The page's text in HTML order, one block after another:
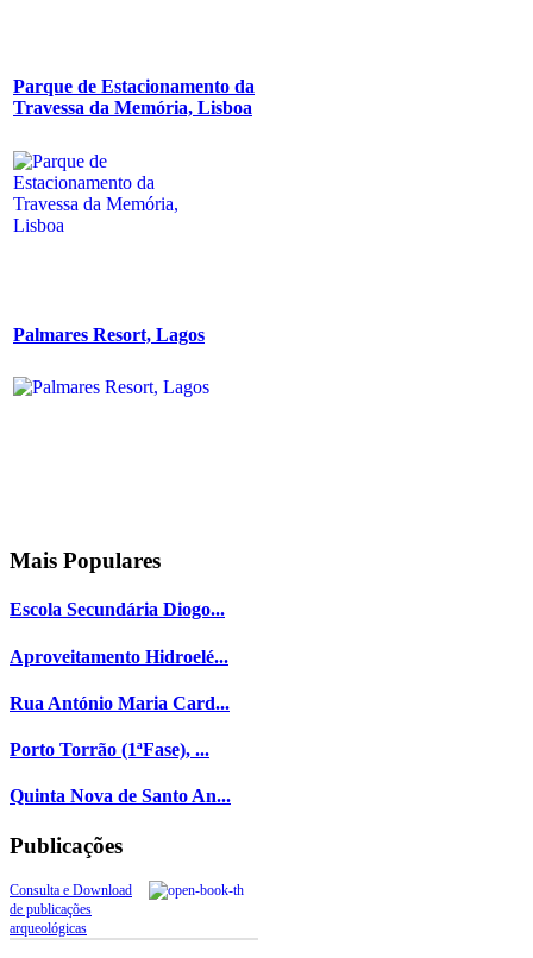
Parque de Estacionamento da
Travessa da Memória, Lisboa
Palmares Resort, Lagos
Mais Populares
Escola Secundária Diogo...
Aproveitamento Hidroelé...
Rua António Maria Card...
Porto Torrão (1ªFase), ...
Quinta Nova de Santo An...
Publicações
Consulta e Download
de publicações
arqueológicas